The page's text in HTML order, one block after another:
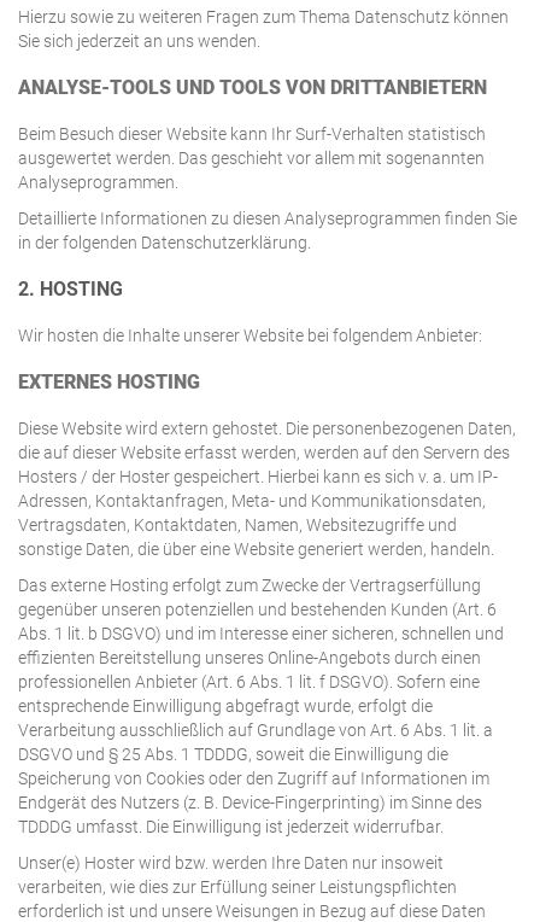
Hierzu sowie zu weiteren Fragen zum Thema Datenschutz können
Sie sich jederzeit an uns wenden.
ANALYSE-TOOLS UND TOOLS VON DRITT­ANBIETERN
Beim Besuch dieser Website kann Ihr Surf-Verhalten statistisch
ausgewertet werden. Das geschieht vor allem mit sogenannten
Analyseprogrammen.
Detaillierte Informationen zu diesen Analyseprogrammen finden Sie
in der folgenden Datenschutzerklärung.
2. HOSTING
Wir hosten die Inhalte unserer Website bei folgendem Anbieter:
EXTERNES HOSTING
Diese Website wird extern gehostet. Die personenbezogenen Daten,
die auf dieser Website erfasst werden, werden auf den Servern des
Hosters / der Hoster gespeichert. Hierbei kann es sich v. a. um IP-
Adressen, Kontaktanfragen, Meta- und Kommunikationsdaten,
Vertragsdaten, Kontaktdaten, Namen, Websitezugriffe und
sonstige Daten, die über eine Website generiert werden, handeln.
Das externe Hosting erfolgt zum Zwecke der Vertragserfüllung
gegenüber unseren potenziellen und bestehenden Kunden (Art. 6
Abs. 1 lit. b DSGVO) und im Interesse einer sicheren, schnellen und
effizienten Bereitstellung unseres Online-Angebots durch einen
professionellen Anbieter (Art. 6 Abs. 1 lit. f DSGVO). Sofern eine
entsprechende Einwilligung abgefragt wurde, erfolgt die
Verarbeitung ausschließlich auf Grundlage von Art. 6 Abs. 1 lit. a
DSGVO und § 25 Abs. 1 TDDDG, soweit die Einwilligung die
Speicherung von Cookies oder den Zugriff auf Informationen im
Endgerät des Nutzers (z. B. Device-Fingerprinting) im Sinne des
TDDDG umfasst. Die Einwilligung ist jederzeit widerrufbar.
Unser(e) Hoster wird bzw. werden Ihre Daten nur insoweit
verarbeiten, wie dies zur Erfüllung seiner Leistungspflichten
erforderlich ist und unsere Weisungen in Bezug auf diese Daten